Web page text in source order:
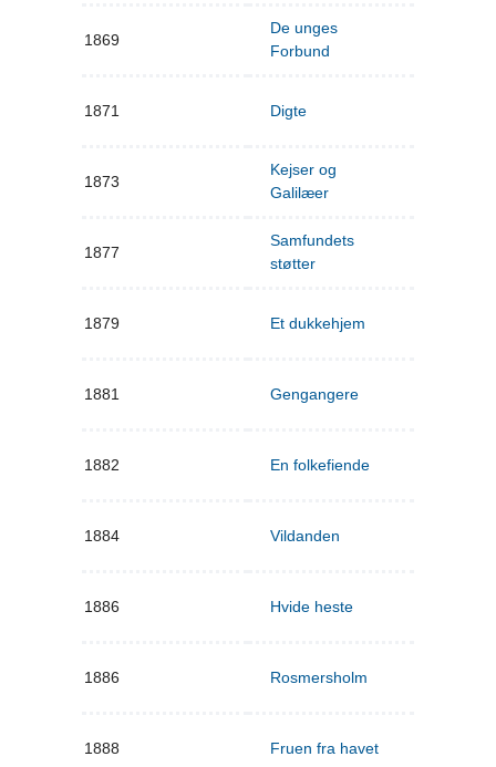
1869
De unges
Forbund
1871 Digte
1873
Kejser og
Galilæer
1877
Samfundets
støtter
1879 Et dukkehjem
1881 Gengangere
1882 En folkefiende
1884 Vildanden
1886 Hvide heste
1886 Rosmersholm
1888 Fruen fra havet